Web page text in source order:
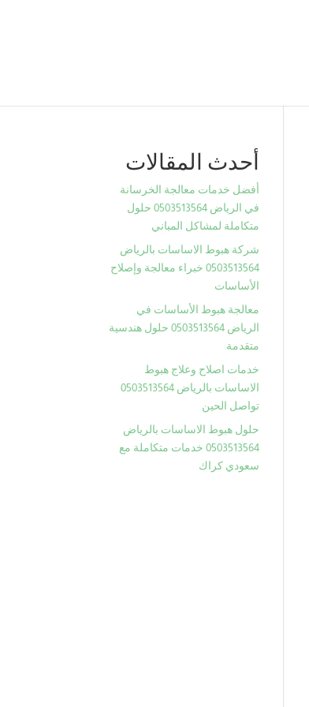
أحدث المقالات
أفضل خدمات معالجة الخرسانة
في الرياض 0503513564 حلول
متكاملة لمشاكل المباني
شركة هبوط الاساسات بالرياض
0503513564 خبراء معالجة وإصلاح
الأساسات
معالجة هبوط الأساسات في
الرياض 0503513564 حلول هندسية
متقدمة
خدمات اصلاح وعلاج هبوط
الاساسات بالرياض 0503513564
تواصل الحين
حلول هبوط الاساسات بالرياض
0503513564 خدمات متكاملة مع
سعودي كراك